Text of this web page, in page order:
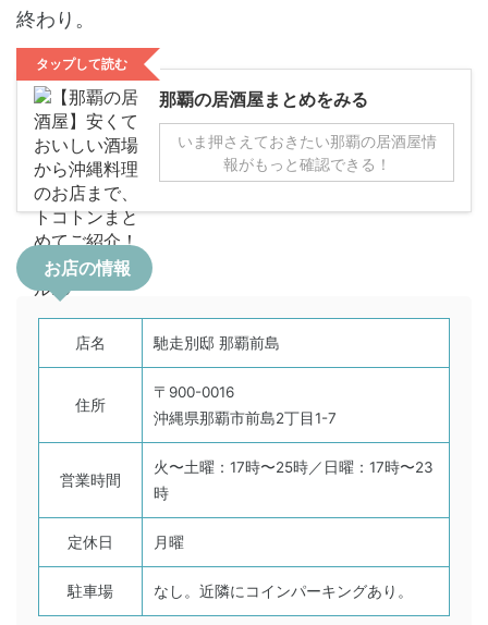
終わり。
タップして読む
那覇の居酒屋まとめをみる
いま押さえておきたい那覇の居酒屋情
報がもっと確認できる！
お店の情報
店名 馳走別邸 那覇前島
住所
〒900-0016
沖縄県那覇市前島2丁目1-7
営業時間
火〜土曜：17時〜25時／日曜：17時〜23
時
定休日 月曜
駐車場 なし。近隣にコインパーキングあり。